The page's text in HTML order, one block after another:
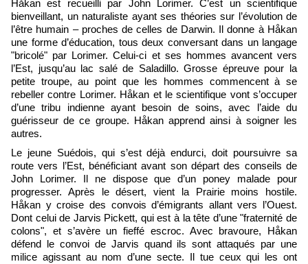
Håkan est recueilli par John Lorimer. C’est un scientifique
bienveillant, un naturaliste ayant ses théories sur l’évolution de
l’être humain – proches de celles de Darwin. Il donne à Håkan
une forme d’éducation, tous deux conversant dans un langage
"bricolé" par Lorimer. Celui-ci et ses hommes avancent vers
l’Est, jusqu’au lac salé de Saladillo. Grosse épreuve pour la
petite troupe, au point que les hommes commencent à se
rebeller contre Lorimer. Håkan et le scientifique vont s’occuper
d’une tribu indienne ayant besoin de soins, avec l’aide du
guérisseur de ce groupe. Håkan apprend ainsi à soigner les
autres.
Le jeune Suédois, qui s’est déjà endurci, doit poursuivre sa
route vers l’Est, bénéficiant avant son départ des conseils de
John Lorimer. Il ne dispose que d’un poney malade pour
progresser. Après le désert, vient la Prairie moins hostile.
Håkan y croise des convois d’émigrants allant vers l’Ouest.
Dont celui de Jarvis Pickett, qui est à la tête d’une "fraternité de
colons", et s’avère un fieffé escroc. Avec bravoure, Håkan
défend le convoi de Jarvis quand ils sont attaqués par une
milice agissant au nom d’une secte. Il tue ceux qui les ont